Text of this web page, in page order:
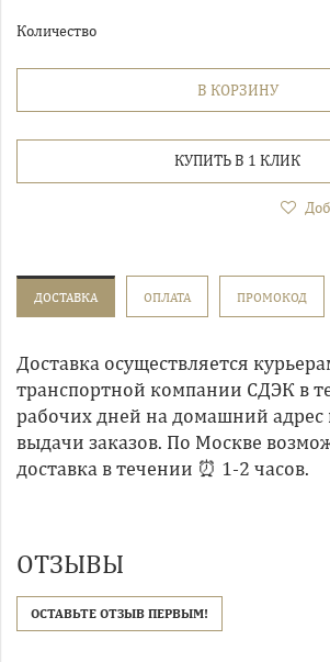
Количество
В КОРЗИНУ
КУПИТЬ В 1 КЛИК
ДОСТАВКА ОПЛАТА ПРОМОКОД
Доставка осуществляется
транспортной компании СДЭК в
рабочих дней на домашний адрес
выдачи заказов. По Москве
доставка в течении ⏰ 1-2 часов.
ОТЗЫВЫ
ОСТАВЬТЕ ОТЗЫВ ПЕРВЫМ!